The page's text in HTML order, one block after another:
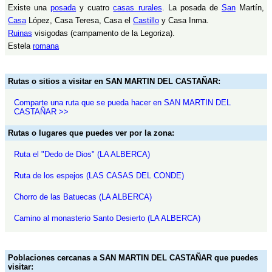
Existe unaposaday cuatrocasas rurales. La posada de SanMartín,
CasaLópez, Casa Teresa, Casa el Castillo y Casa Inma.
Ruinas visigodas (campamento de la Legoriza).
Estela romana
Rutas o sitios a visitar en SAN MARTIN DEL CASTAÑAR:
Comparte una ruta que se pueda hacer en SAN MARTIN DEL
CASTAÑAR >>
Rutas o lugares que puedes ver por la zona:
Ruta el "Dedo de Dios" (LA ALBERCA)
Ruta de los espejos (LAS CASAS DEL CONDE)
Chorro de las Batuecas (LA ALBERCA)
Camino al monasterio Santo Desierto (LA ALBERCA)
Poblaciones cercanas a SAN MARTIN DEL CASTAÑAR que puedes
visitar: